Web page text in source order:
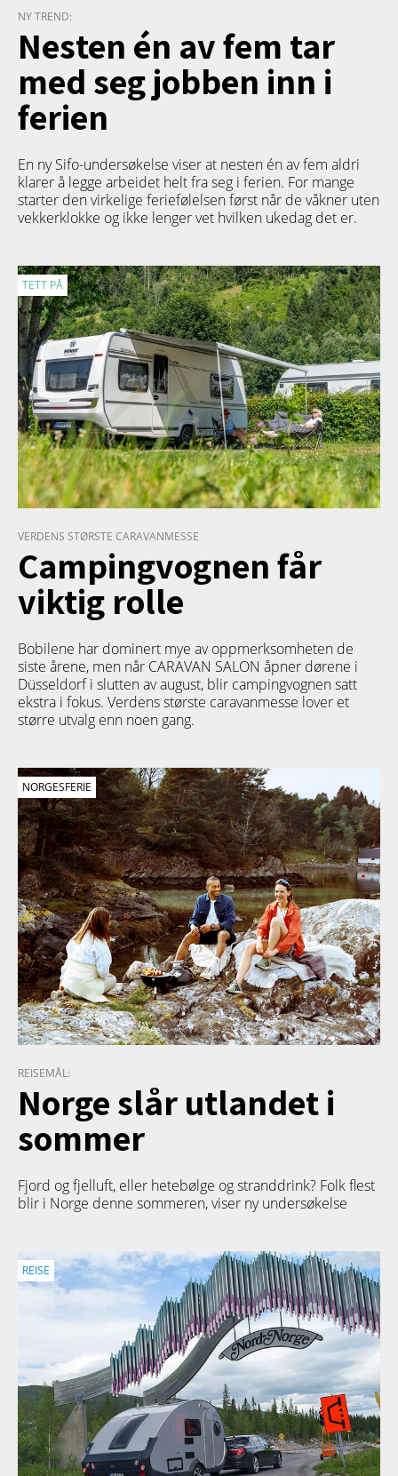
NY TREND:
Nesten én av fem tar
med seg jobben inn i
ferien
En ny Sifo-undersøkelse viser at nesten én av fem aldri
klarer å legge arbeidet helt fra seg i ferien. For mange
starter den virkelige feriefølelsen først når de våkner uten
vekkerklokke og ikke lenger vet hvilken ukedag det er.
TETT PÅ
VERDENS STØRSTE CARAVANMESSE
Campingvognen får
viktig rolle
Bobilene har dominert mye av oppmerksomheten de
siste årene, men når CARAVAN SALON åpner dørene i
Düsseldorf i slutten av august, blir campingvognen satt
ekstra i fokus. Verdens største caravanmesse lover et
større utvalg enn noen gang.
NORGESFERIE
REISEMÅL:
Norge slår utlandet i
sommer
Fjord og fjelluft, eller hetebølge og stranddrink? Folk flest
blir i Norge denne sommeren, viser ny undersøkelse
REISE